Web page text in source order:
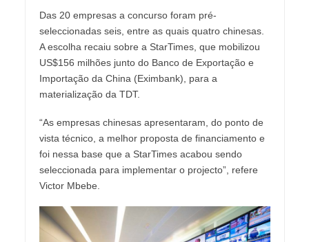
Das 20 empresas a concurso foram pré-
seleccionadas seis, entre as quais quatro chinesas.
A escolha recaiu sobre a StarTimes, que mobilizou
US$156 milhões junto do Banco de Exportação e
Importação da China (Eximbank), para a
materialização da TDT.
“As empresas chinesas apresentaram, do ponto de
vista técnico, a melhor proposta de financiamento e
foi nessa base que a StarTimes acabou sendo
seleccionada para implementar o projecto”, refere
Victor Mbebe.